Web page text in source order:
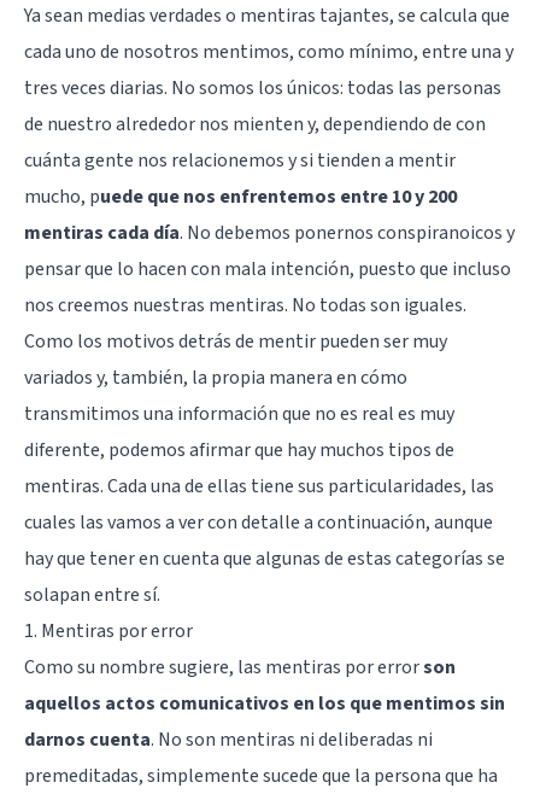
Ya sean medias verdades o mentiras tajantes, se calcula que
cada uno de nosotros mentimos, como mínimo, entre una y
tres veces diarias. No somos los únicos: todas las personas
de nuestro alrededor nos mienten y, dependiendo de con
cuánta gente nos relacionemos y si tienden a mentir
mucho, puede que nos enfrentemos entre 10 y 200
mentiras cada día. No debemos ponernos conspiranoicos y
pensar que lo hacen con mala intención, puesto que incluso
nos creemos nuestras mentiras. No todas son iguales.
Como los motivos detrás de mentir pueden ser muy
variados y, también, la propia manera en cómo
transmitimos una información que no es real es muy
diferente, podemos afirmar que hay muchos tipos de
mentiras. Cada una de ellas tiene sus particularidades, las
cuales las vamos a ver con detalle a continuación, aunque
hay que tener en cuenta que algunas de estas categorías se
solapan entre sí.
1. Mentiras por error
Como su nombre sugiere, las mentiras por errorson
aquellos actos comunicativos en los que mentimos sin
darnos cuenta. No son mentiras ni deliberadas ni
premeditadas, simplemente sucede que la persona que ha